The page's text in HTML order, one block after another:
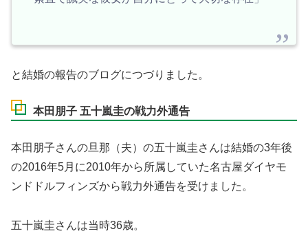
と結婚の報告のブログにつづりました。
本田朋子 五十嵐圭の戦力外通告
本田朋子さんの旦那（夫）の五十嵐圭さんは結婚の3年後
の2016年5月に2010年から所属していた名古屋ダイヤモ
ンドドルフィンズから戦力外通告を受けました。
五十嵐圭さんは当時36歳。